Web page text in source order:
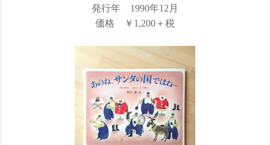
発行年 1990年12月
価格 ￥1,200＋税